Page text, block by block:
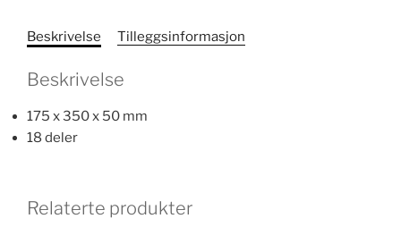
Beskrivelse Tilleggsinformasjon
Beskrivelse
175 x 350 x 50 mm
18 deler
Relaterte produkter